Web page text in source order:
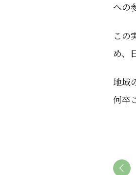
への
この
め、
地域
何卒